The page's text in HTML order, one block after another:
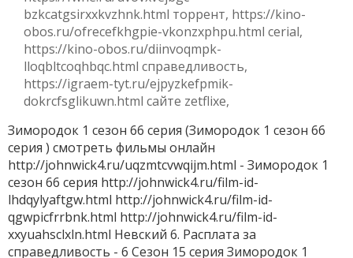
bzkcatgsirxxkvzhnk.html торрент, https://kino-
obos.ru/ofrecefkhgpie-vkonzxphpu.html cerial,
https://kino-obos.ru/diinvoqmpk-
lloqbltcoqhbqc.html справедливость,
https://igraem-tyt.ru/ejpyzkefpmik-
dokrcfsglikuwn.html сайте zetflixe,
Зимородок 1 сезон 66 серия (Зимородок 1 сезон 66
серия ) смотреть фильмы онлайн
http://johnwick4.ru/uqzmtcvwqijm.html - Зимородок 1
сезон 66 серия http://johnwick4.ru/film-id-
lhdqylyaftgw.html http://johnwick4.ru/film-id-
qgwpicfrrbnk.html http://johnwick4.ru/film-id-
xxyuahsclxln.html Невский 6. Расплата за
справедливость - 6 Сезон 15 серия Зимородок 1